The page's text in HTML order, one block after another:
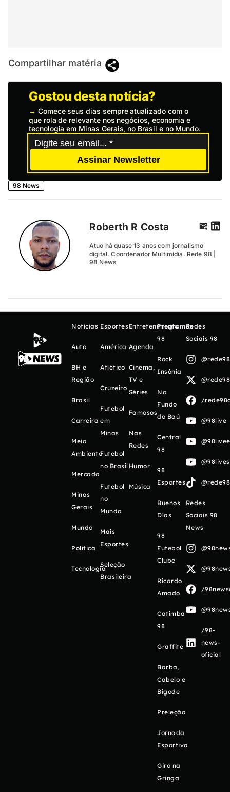
Compartilhar matéria
Gostou desta notícia?
→ Comece seus dias sempre atualizado com o
que rola de relevante nos negócios, economia e
tecnologia em Minas Gerais, no Brasil e no Mundo.
Assinar Newsletter
98 News
Roberth R Costa
Atuo há quase 13 anos com jornalismo
digital. Coordenador Multimídia. Rede 98 |
98 News
Notícias
Auto
BH e
Região
Brasil
Carreira
Meio
Ambiente
Mercado
Minas
Gerais
Mundo
Política
Tecnologia
Esportes
América
Atlético
Cruzeiro
Futebol
em
Minas
Futebol
no Brasil
Futebol
no
Mundo
Mais
Esportes
Seleção
Brasileira
Entretenimento
Agenda
Cinema,
TV e
Séries
Famosos
Nas
Redes
Humor
Música
Programas
98
Rock
Insônia
No
Fundo
do Baú
Central
98
98
Esportes
Buenos
Días
98
Futebol
Clube
Ricardo
Amado
Catimba
98
Graffite
Barba,
Cabelo e
Bigode
Preleção
Jornada
Esportiva
Giro na
Gringa
Redes
Sociais 98
/
@98live
Redes
Sociais 98
News
/
/98-
news-
oficial